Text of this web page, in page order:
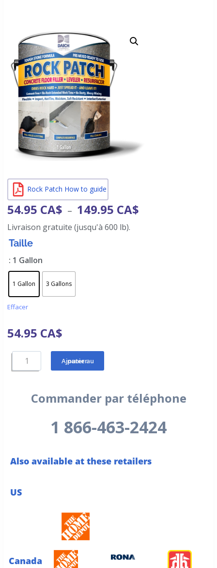
Rock Patch How to guide
54.95 CA$ – 149.95 CA$
Livraison gratuite (jusqu'à 600 lb).
Taille
: 1 Gallon
1 Gallon 3 Gallons
Effacer
54.95 CA$
Ajouter au panier
Commander par téléphone
1 866-463-2424
Also available at these retailers
US
Canada